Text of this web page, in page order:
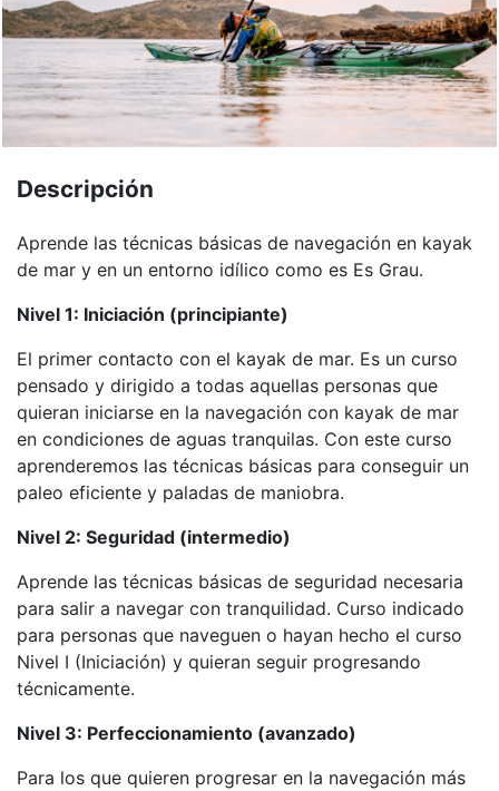
Descripción
Aprende las técnicas básicas de navegación en kayak
de mar y en un entorno idílico como es Es Grau.
Nivel 1: Iniciación (principiante)
El primer contacto con el kayak de mar. Es un curso
pensado y dirigido a todas aquellas personas que
quieran iniciarse en la navegación con kayak de mar
en condiciones de aguas tranquilas. Con este curso
aprenderemos las técnicas básicas para conseguir un
paleo eficiente y paladas de maniobra.
Nivel 2: Seguridad (intermedio)
Aprende las técnicas básicas de seguridad necesaria
para salir a navegar con tranquilidad. Curso indicado
para personas que naveguen o hayan hecho el curso
Nivel I (Iniciación) y quieran seguir progresando
técnicamente.
Nivel 3: Perfeccionamiento (avanzado)
Para los que quieren progresar en la navegación más